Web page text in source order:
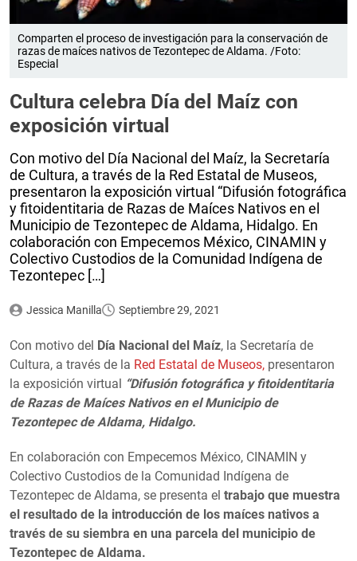
Comparten el proceso de investigación para la conservación de
razas de maíces nativos de Tezontepec de Aldama. /Foto:
Especial
Cultura celebra Día del Maíz con
exposición virtual
Con motivo del Día Nacional del Maíz, la Secretaría
de Cultura, a través de la Red Estatal de Museos,
presentaron la exposición virtual “Difusión fotográfica
y fitoidentitaria de Razas de Maíces Nativos en el
Municipio de Tezontepec de Aldama, Hidalgo. En
colaboración con Empecemos México, CINAMIN y
Colectivo Custodios de la Comunidad Indígena de
Tezontepec […]
Jessica Manilla Septiembre 29, 2021
Con motivo del Día Nacional del Maíz, la Secretaría de
Cultura, a través de la Red Estatal de Museos, presentaron
la exposición virtual “Difusión fotográfica y fitoidentitaria
de Razas de Maíces Nativos en el Municipio de
Tezontepec de Aldama, Hidalgo.
En colaboración con Empecemos México, CINAMIN y
Colectivo Custodios de la Comunidad Indígena de
Tezontepec de Aldama, se presenta el trabajo que muestra
el resultado de la introducción de los maíces nativos a
través de su siembra en una parcela del municipio de
Tezontepec de Aldama.